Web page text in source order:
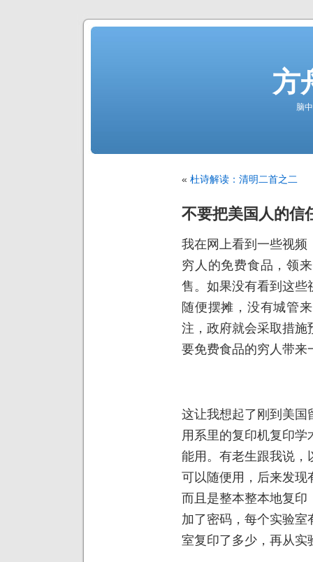
方
脑
« 杜诗解读：清明二首之二
不要把美国人的信
我在网上看到一些视频
穷人的免费食品，领
售。如果没有看到这些
随便摆摊，没有城管
注，政府就会采取措施
要免费食品的穷人带来
这让我想起了刚到美国
用系里的复印机复印
能用。有老生跟我说，
可以随便用，后来发现
而且是整本整本地复印
加了密码，每个实验
室复印了多少，再从实